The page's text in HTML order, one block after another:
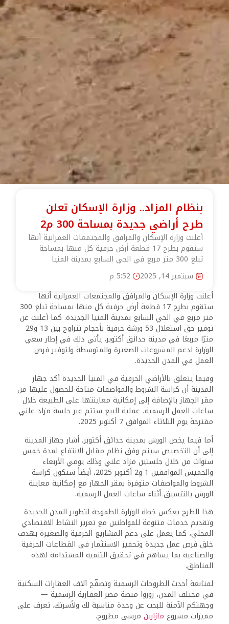
بنظام المزاد.. وزارة الإسكان تعلن
طرح أراضي جديدة بمساحة 300 م2
أعلنت وزارة الإسكان والمرافق والمجتمعات العمرانية أنها
ستقوم بطرح 17 قطعة أرض حرفية كل منها بمساحة
تبلغ 300 متر مربع في الحي السابع بمدينة المنيا
سبتمبر 14, 2025
5:52 م
أعلنت وزارة الإسكان والمرافق والمجتمعات العمرانية أنها
ستقوم بطرح 17 قطعة أرض حرفية كل منها بمساحة تبلغ 300
متر مربع في الحي السابع بمدينة المنيا الجديدة. كما أعلنت عن
توفير حق استغلال 53 ورشة حرفية بأحجام تتراوح بين 13 و29
مترًا مربعًا في مدينة حدائق أكتوبر، يأتي ذلك في إطار سعي
الوزارة لدعم المشروعات الصغيرة والمتوسطة ولتوفير فرص
العمل في المدن الجديدة.
وفيما يتعلق بالأراضي الحرفية في المنيا الجديدة أكد جهاز
المدينة أن كراسة الشروط والمواصفات متاحة للحصول عليها من
مقر الجهاز بالإضافة إلى إمكانية معاينتها على الطبيعة خلال
ساعات العمل الرسمية، عملية البيع ستتم عبر جلسة مزاد علني
مقترحة يوم الثلاثاء الموافق 7 أكتوبر 2025.
أما فيما يخص الورش بمدينة حدائق أكتوبر، أشار جهاز المدينة
إلى أن التخصيص سيتم وفق نظام مقابل الانتفاع لمدة خمس
سنوات من خلال جلستين مزاد علني وذلك يومي الأربعاء
والخميس الموافقين 1 و2 أكتوبر 2025، أيضاً ستكون كراسة
الشروط والمواصفات متوفرة بمقر الجهاز مع إمكانية معاينة
الورش بالتنسيق أثناء ساعات العمل الرسمية.
هذا الطرح يعكس خطة الوزارة الطموحة لتطوير المدن الجديدة
وتقديم خدمات متنوعة للمواطنين مع تعزيز النشاط الاقتصادي
المحلي، كما يعمل على دعم المشاريع الحرفية والصغيرة بهدف
خلق فرص عمل جديدة وتحفيز الاستثمار في القطاعات الحرفية
والصناعية بما يساهم في تحقيق التنمية المستدامة لهذه
المناطق.
لمتابعة أحدث الطروحات الرسمية وتصفّح آلاف العقارات السكنية
في مختلف المدن، زوروا منصة مصر العقارية الرسمية —
وجهتكم الآمنة للبحث عن وحدة مناسبة لك ولأسرتك. تعرف على
مميزات مشروع مازارين مرسى مطروح.